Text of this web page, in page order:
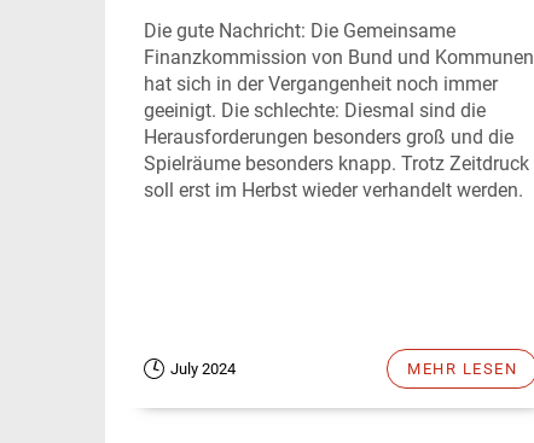
Die gute Nachricht: Die Gemeinsame
Finanzkommission von Bund und Kommunen
hat sich in der Vergangenheit noch immer
geeinigt. Die schlechte: Diesmal sind die
Herausforderungen besonders groß und die
Spielräume besonders knapp. Trotz Zeitdruck
soll erst im Herbst wieder verhandelt werden.
July 2024 MEHR LESEN